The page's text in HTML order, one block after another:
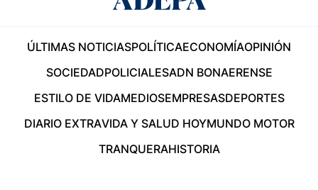
ÚLTIMAS NOTICIASPOLÍTICAECONOMÍAOPINIÓN
SOCIEDADPOLICIALESADN BONAERENSE
ESTILO DE VIDAMEDIOSEMPRESASDEPORTES
DIARIO EXTRAVIDA Y SALUD HOYMUNDO MOTOR
TRANQUERAHISTORIA